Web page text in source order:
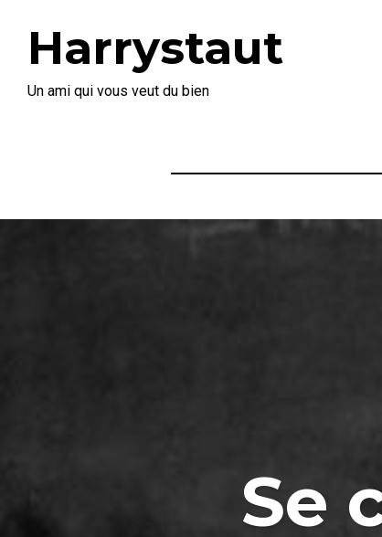
Harrystaut
Un ami qui vous veut du bien
Se